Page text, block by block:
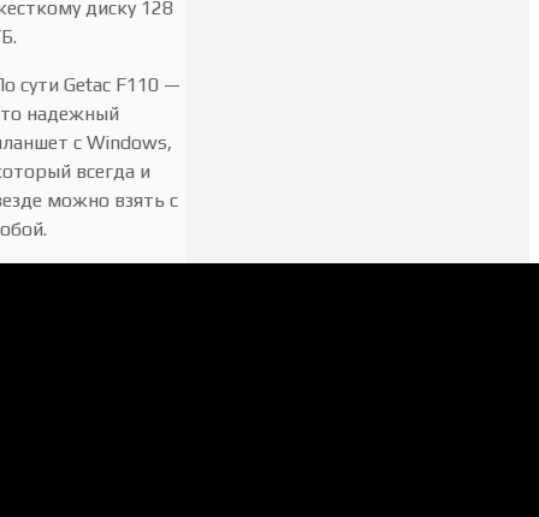
диску 128
сути Getac F110 —
надежный
с Windows,
всегда и
можно взять с